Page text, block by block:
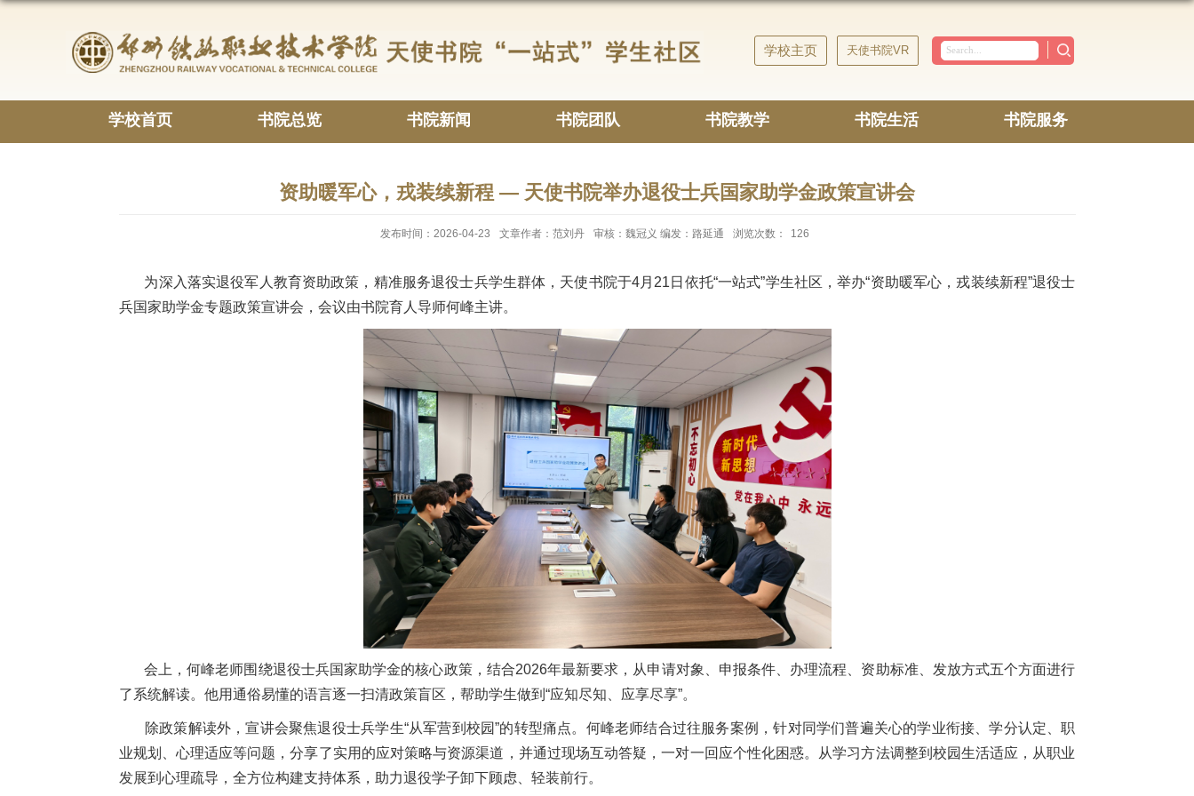
学校主页 天使书院VR
学校首页 书院总览 书院新闻 书院团队 书院教学 书院生活 书院服务
资助暖军心，戎装续新程 — 天使书院举办退役士兵国家助学金政策宣讲会
发布时间：2026-04-23 文章作者：范​刘​丹 审核：魏冠义 编发：路延通 浏览次数： 126
为深入落实退役军人教育资助政策，精准服务退役士兵学生群体，天使书院于4月21日依托“一站式”学生社区，举办“资助暖军心，戎装续新程”退役士
兵国家助学金专题政策宣讲会，会议由书院育人导师何峰主讲。
会上，何峰老师围绕退役士兵国家助学金的核心政策，结合2026年最新要求，从申请对象、申报条件、办理流程、资助标准、发放方式五个方面进行
了系统解读。他用通俗易懂的语言逐一扫清政策盲区，帮助学生做到“应知尽知、应享尽享”。
除政策解读外，宣讲会聚焦退役士兵学生“从军营到校园”的转型痛点。何峰老师结合过往服务案例，针对同学们普遍关心的学业衔接、学分认定、职
业规划、心理适应等问题，分享了实用的应对策略与资源渠道，并通过现场互动答疑，一对一回应个性化困惑。从学习方法调整到校园生活适应，从职业
发展到心理疏导，全方位构建支持体系，助力退役学子卸下顾虑、轻装前行。